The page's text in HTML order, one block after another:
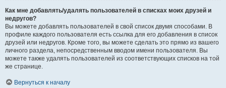
Как мне добавлять/удалять пользователей в списках моих друзей и
недругов?
Вы можете добавлять пользователей в свой список двумя способами. В
профиле каждого пользователя есть ссылка для его добавления в список
друзей или недругов. Кроме того, вы можете сделать это прямо из вашего
личного раздела, непосредственным вводом имени пользователя. Вы
можете также удалять пользователей из соответствующих списков на той
же странице.
Вернуться к началу